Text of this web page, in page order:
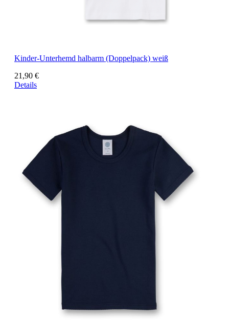
Kinder-Unterhemd halbarm (Doppelpack) weiß
21,90 €
Details